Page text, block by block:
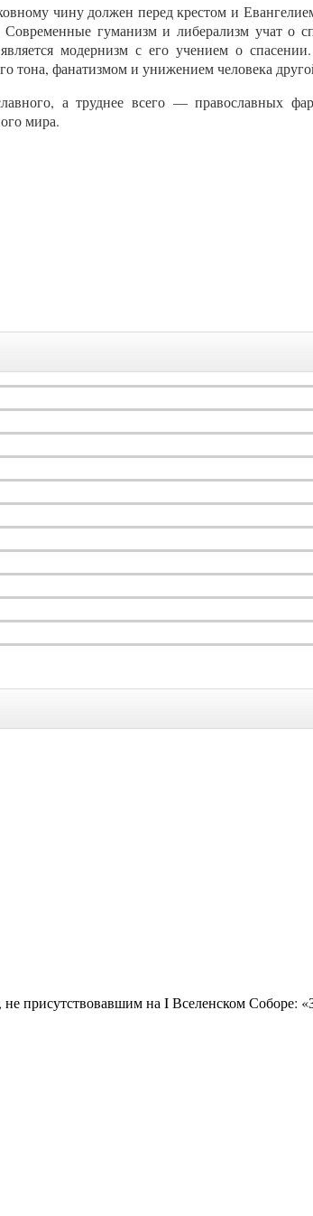
чину должен перед крестом и
гуманизм и либерализм учат о
модернизм с его учением о
тона, фанатизмом и унижением человека
а труднее всего — православных
мира.
присутствовавшим на I Вселенском Соборе: